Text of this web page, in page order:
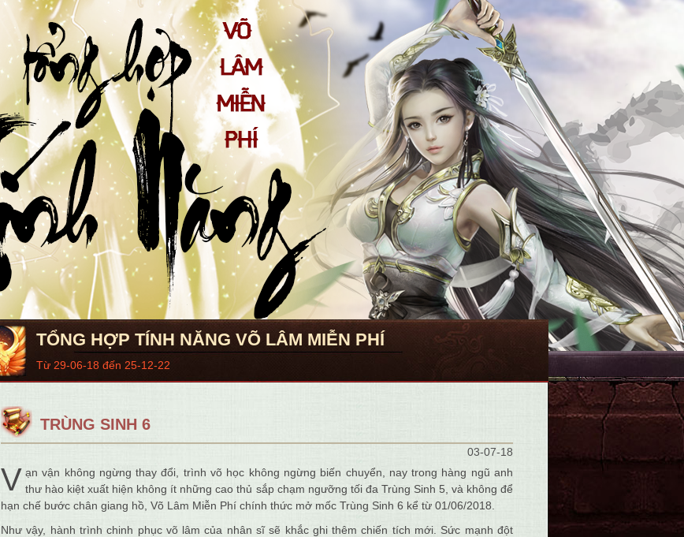
TỔNG HỢP TÍNH NĂNG VÕ LÂM MIỄN PHÍ
Từ 29-06-18 đến 25-12-22
TRÙNG SINH 6
03-07-18
V ạn vận không ngừng thay đổi, trình võ học không ngừng biến chuyển, nay trong hàng ngũ anh
thư hào kiệt xuất hiện không ít những cao thủ sắp chạm ngưỡng tối đa Trùng Sinh 5, và không để
hạn chế bước chân giang hồ, Võ Lâm Miễn Phí chính thức mở mốc Trùng Sinh 6 kể từ 01/06/2018.
Như vậy, hành trình chinh phục võ lâm của nhân sĩ sẽ khắc ghi thêm chiến tích mới. Sức mạnh đột